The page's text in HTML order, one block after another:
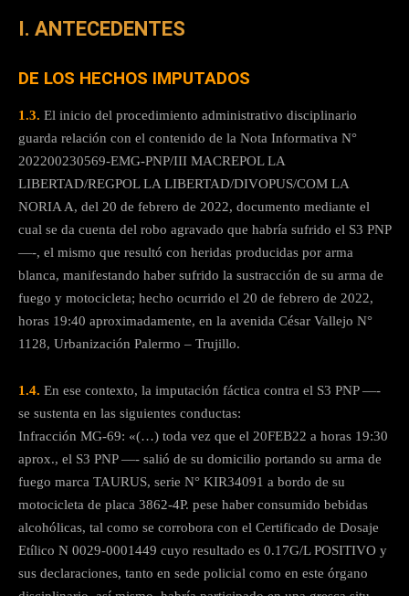
I. ANTECEDENTES
DE LOS HECHOS IMPUTADOS
1.3. El inicio del procedimiento administrativo disciplinario
guarda relación con el contenido de la Nota Informativa N°
202200230569-EMG-PNP/III MACREPOL LA
LIBERTAD/REGPOL LA LIBERTAD/DIVOPUS/COM LA
NORIA A, del 20 de febrero de 2022, documento mediante el
cual se da cuenta del robo agravado que habría sufrido el S3 PNP
—-, el mismo que resultó con heridas producidas por arma
blanca, manifestando haber sufrido la sustracción de su arma de
fuego y motocicleta; hecho ocurrido el 20 de febrero de 2022,
horas 19:40 aproximadamente, en la avenida César Vallejo N°
1128, Urbanización Palermo – Trujillo.
1.4. En ese contexto, la imputación fáctica contra el S3 PNP —-
se sustenta en las siguientes conductas:
Infracción MG-69: «(…) toda vez que el 20FEB22 a horas 19:30
aprox., el S3 PNP —- salió de su domicilio portando su arma de
fuego marca TAURUS, serie N° KIR34091 a bordo de su
motocicleta de placa 3862-4P. pese haber consumido bebidas
alcohólicas, tal como se corrobora con el Certificado de Dosaje
Etílico N 0029-0001449 cuyo resultado es 0.17G/L POSITIVO y
sus declaraciones, tanto en sede policial como en este órgano